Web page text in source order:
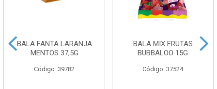
BALA FANTA LARANJA
MENTOS 37,5G
Código: 39782
BALA MIX FRUTAS
BUBBALOO 15G
Código: 37524